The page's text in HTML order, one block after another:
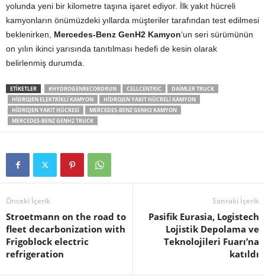
yolunda yeni bir kilometre taşına işaret ediyor. İlk yakıt hücreli
kamyonların önümüzdeki yıllarda müşteriler tarafından test edilmesi
beklenirken, Mercedes-Benz GenH2 Kamyon‘un seri sürümünün
on yılın ikinci yarısında tanıtılması hedefi de kesin olarak
belirlenmiş durumda.​
ETIKETLER #HYDROGENRECORDRUN CELLCENTRIC
DAIMLER TRUCK
HIDROJEN ELEKTRIKLI KAMYON
HIDROJEN YAKIT HÜCRELI KAMYON
HIDROJEN YAKIT HÜCRESI
MERCEDES-BENZ GENH2 KAMYON
MERCEDES-BENZ GENH2 TRUCK
Önceki İçerik
Stroetmann on the road to
fleet decarbonization with
Frigoblock electric
refrigeration
Sonraki İçerik
Pasifik Eurasia, Logistech
Lojistik Depolama ve
Teknolojileri Fuarı’na
katıldı